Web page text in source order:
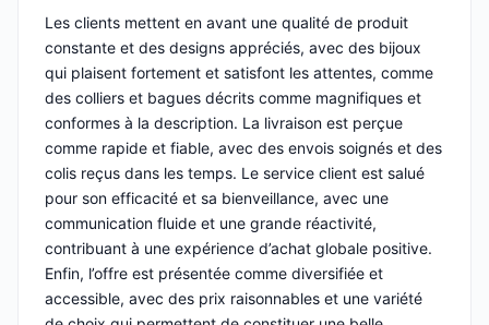
Les clients mettent en avant une qualité de produit
constante et des designs appréciés, avec des bijoux
qui plaisent fortement et satisfont les attentes, comme
des colliers et bagues décrits comme magnifiques et
conformes à la description. La livraison est perçue
comme rapide et fiable, avec des envois soignés et des
colis reçus dans les temps. Le service client est salué
pour son efficacité et sa bienveillance, avec une
communication fluide et une grande réactivité,
contribuant à une expérience d’achat globale positive.
Enfin, l’offre est présentée comme diversifiée et
accessible, avec des prix raisonnables et une variété